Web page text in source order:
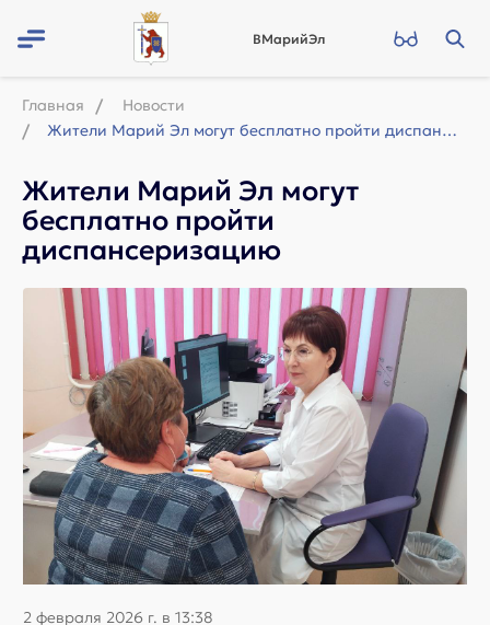
ВМарийЭл
Главная
Новости
Жители Марий Эл могут бесплатно пройти диспансеризацию
Жители Марий Эл могут
бесплатно пройти
диспансеризацию
2 февраля 2026 г. в 13:38